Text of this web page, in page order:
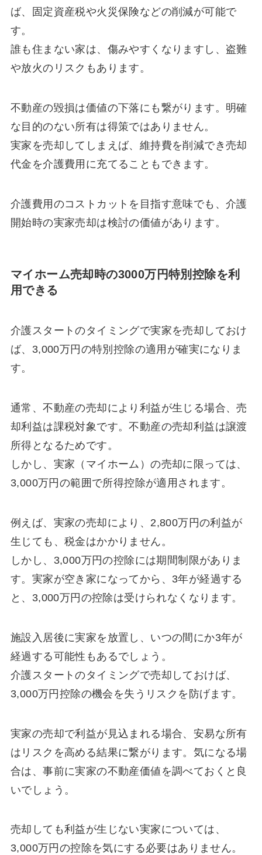
ば、固定資産税や火災保険などの削減が可能で
す。
誰も住まない家は、傷みやすくなりますし、盗難
や放火のリスクもあります。
不動産の毀損は価値の下落にも繋がります。明確
な目的のない所有は得策ではありません。
実家を売却してしまえば、維持費を削減でき売却
代金を介護費用に充てることもできます。
介護費用のコストカットを目指す意味でも、介護
開始時の実家売却は検討の価値があります。
マイホーム売却時の3000万円特別控除を利
用できる
介護スタートのタイミングで実家を売却しておけ
ば、3,000万円の特別控除の適用が確実になりま
す。
通常、不動産の売却により利益が生じる場合、売
却利益は課税対象です。不動産の売却利益は譲渡
所得となるためです。
しかし、実家（マイホーム）の売却に限っては、
3,000万円の範囲で所得控除が適用されます。
例えば、実家の売却により、2,800万円の利益が
生じても、税金はかかりません。
しかし、3,000万円の控除には期間制限がありま
す。実家が空き家になってから、3年が経過する
と、3,000万円の控除は受けられなくなります。
施設入居後に実家を放置し、いつの間にか3年が
経過する可能性もあるでしょう。
介護スタートのタイミングで売却しておけば、
3,000万円控除の機会を失うリスクを防げます。
実家の売却で利益が見込まれる場合、安易な所有
はリスクを高める結果に繋がります。気になる場
合は、事前に実家の不動産価値を調べておくと良
いでしょう。
売却しても利益が生じない実家については、
3,000万円の控除を気にする必要はありません。